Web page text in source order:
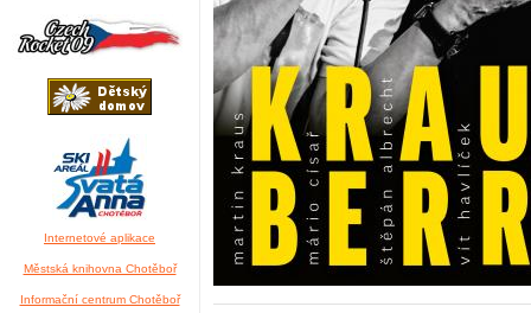
Internetové aplikace
Městská knihovna Chotěboř
Informační centrum Chotěboř